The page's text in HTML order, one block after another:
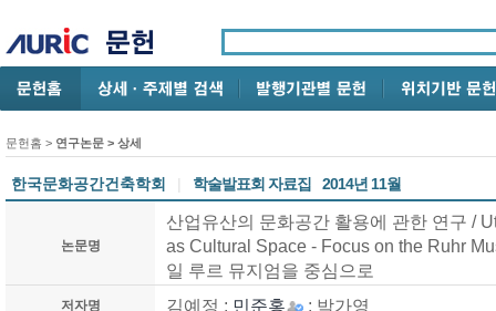
문헌홈 > 연구논문 > 상세
한국문화공간건축학회 | 학술발표회 자료집 2014년 11월
논문명
산업유산의 문화공간 활용에 관한 연구 /
as Cultural Space - Focus on the Ruhr
일 루르 뮤지엄을 중심으로
저자명 김예정 ; 민준홍 ; 박가영